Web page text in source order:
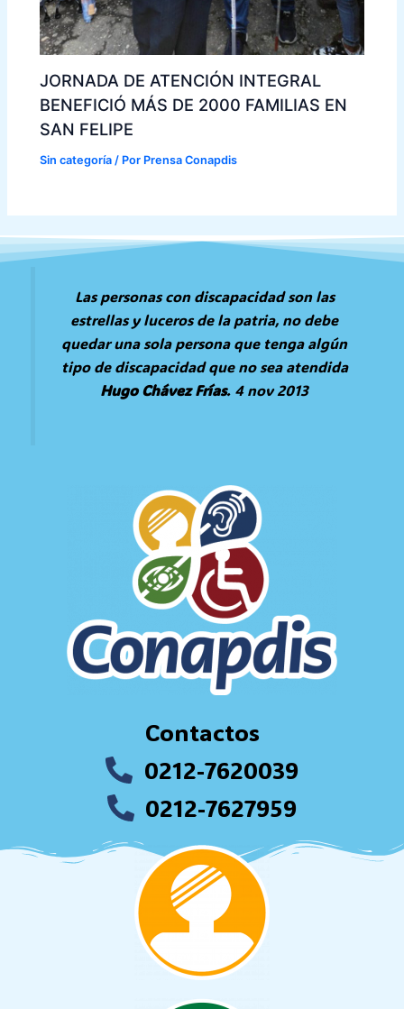
JORNADA DE ATENCIÓN INTEGRAL
BENEFICIÓ MÁS DE 2000 FAMILIAS EN
SAN FELIPE
Sin categoría / Por Prensa Conapdis
Las personas con discapacidad son las
estrellas y luceros de lapatria, no debe
quedar una sola persona que tenga algún
tipo de discapacidad que no sea atendida
Hugo Chávez Frías. 4 nov 2013
Contactos
0212-7620039
0212-7627959